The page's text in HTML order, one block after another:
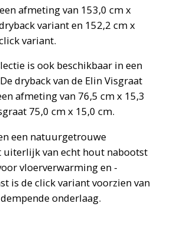
afmeting van 153,0 cm x
variant en 152,2 cm x
variant.
is ook beschikbaar in een
dryback van de Elin Visgraat
afmeting van 76,5 cm x 15,3
75,0 cm x 15,0 cm.
een natuurgetrouwe
van echt hout nabootst
vloerverwarming en -
is de click variant voorzien van
onderlaag.